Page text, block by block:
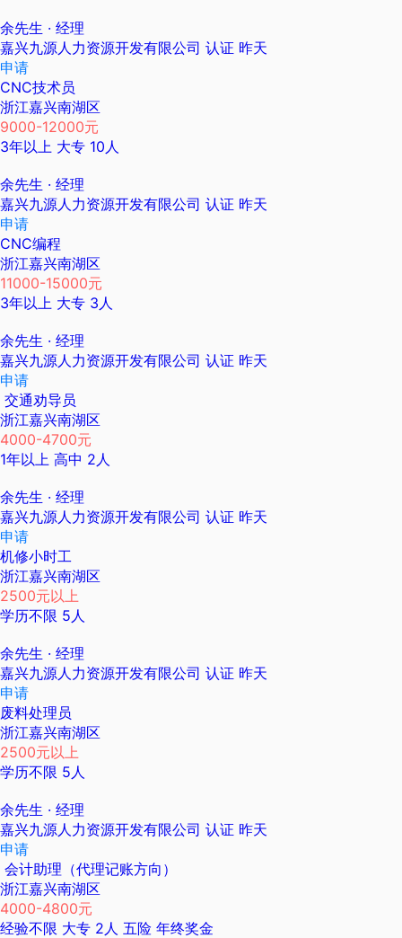
余先生 · 经理
嘉兴九源人力资源开发有限公司 认证 昨天
申请
CNC技术员
浙江嘉兴南湖区
9000-12000元
3年以上 大专 10人
余先生 · 经理
嘉兴九源人力资源开发有限公司 认证 昨天
申请
CNC编程
浙江嘉兴南湖区
11000-15000元
3年以上 大专 3人
余先生 · 经理
嘉兴九源人力资源开发有限公司 认证 昨天
申请
交通劝导员
浙江嘉兴南湖区
4000-4700元
1年以上 高中 2人
余先生 · 经理
嘉兴九源人力资源开发有限公司 认证 昨天
申请
机修小时工
浙江嘉兴南湖区
2500元以上
学历不限 5人
余先生 · 经理
嘉兴九源人力资源开发有限公司 认证 昨天
申请
废料处理员
浙江嘉兴南湖区
2500元以上
学历不限 5人
余先生 · 经理
嘉兴九源人力资源开发有限公司 认证 昨天
申请
会计助理（代理记账方向）
浙江嘉兴南湖区
4000-4800元
经验不限 大专 2人 五险 年终奖金